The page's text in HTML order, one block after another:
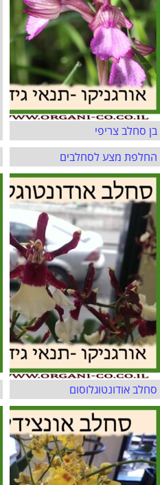
בן סחלב צריפי
החלפת מצע לסחלבים
סחלב אודונטוגלוסום